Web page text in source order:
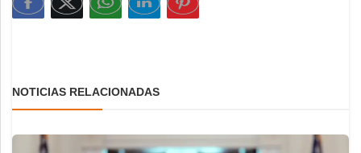
NOTICIAS RELACIONADAS